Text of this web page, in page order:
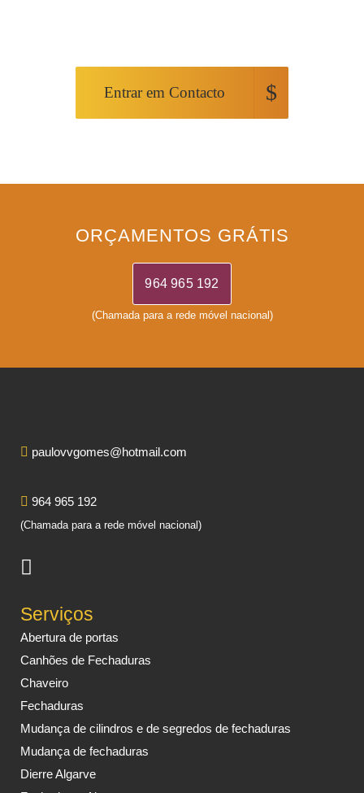
Entrar em Contacto
ORÇAMENTOS GRÁTIS
964 965 192
(Chamada para a rede móvel nacional)
paulovvgomes@hotmail.com
964 965 192
(Chamada para a rede móvel nacional)
Serviços
Abertura de portas
Canhões de Fechaduras
Chaveiro
Fechaduras
Mudança de cilindros e de segredos de fechaduras
Mudança de fechaduras
Dierre Algarve